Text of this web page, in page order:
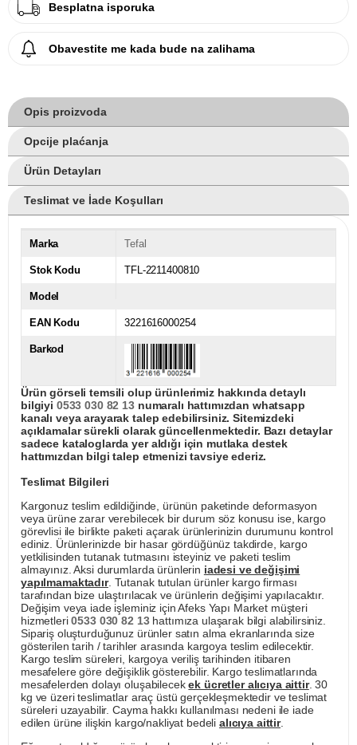
Besplatna isporuka
Obavestite me kada bude na zalihama
Opis proizvoda
Opcije plaćanja
Ürün Detayları
Teslimat ve İade Koşulları
Marka Tefal
Stok Kodu TFL-2211400810
Model
EAN Kodu 3221616000254
Barkod
Ürün görseli temsili olup ürünlerimiz hakkında detaylı
bilgiyi 0533 030 82 13numaralı hattımızdan whatsapp
kanalı veya arayarak talep edebilirsiniz. Sitemizdeki
açıklamalar sürekli olarak güncellenmektedir. Bazı detaylar
sadece kataloglarda yer aldığı için mutlaka destek
hattımızdan bilgi talep etmenizi tavsiye ederiz.
Teslimat Bilgileri
Kargonuz teslim edildiğinde, ürünün paketinde deformasyon
veya ürüne zarar verebilecek bir durum söz konusu ise, kargo
görevlisi ile birlikte paketi açarak ürünlerinizin durumunu kontrol
ediniz. Ürünlerinizde bir hasar gördüğünüz takdirde, kargo
yetkilisinden tutanak tutmasını isteyiniz ve paketi teslim
almayınız. Aksi durumlarda ürünlerin iadesi ve değişimi
yapılmamaktadır. Tutanak tutulan ürünler kargo firması
tarafından bize ulaştırılacak ve ürünlerin değişimi yapılacaktır.
Değişim veya iade işleminiz için Afeks Yapı Market müşteri
hizmetleri0533 030 82 13hattımıza ulaşarak bilgi alabilirsiniz.
Sipariş oluşturduğunuz ürünler satın alma ekranlarında size
gösterilen tarih / tarihler arasında kargoya teslim edilecektir.
Kargo teslim süreleri, kargoya veriliş tarihinden itibaren
mesafelere göre değişiklik gösterebilir. Kargo teslimatlarında
mesafelerden dolayı oluşabilecekek ücretler alıcıya aittir. 30
kg ve üzeri teslimatlar araç üstü gerçekleşmektedir ve teslimat
süreleri uzayabilir. Cayma hakkı kullanılması nedeni ile iade
edilen ürüne ilişkin kargo/nakliyat bedeli alıcıya aittir.